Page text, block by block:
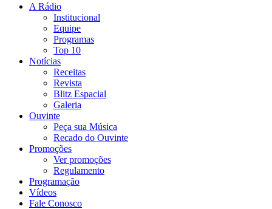
A Rádio
Institucional
Equipe
Programas
Top 10
Notícias
Receitas
Revista
Blitz Espacial
Galeria
Ouvinte
Peça sua Música
Recado do Ouvinte
Promoções
Ver promoções
Regulamento
Programação
Vídeos
Fale Conosco